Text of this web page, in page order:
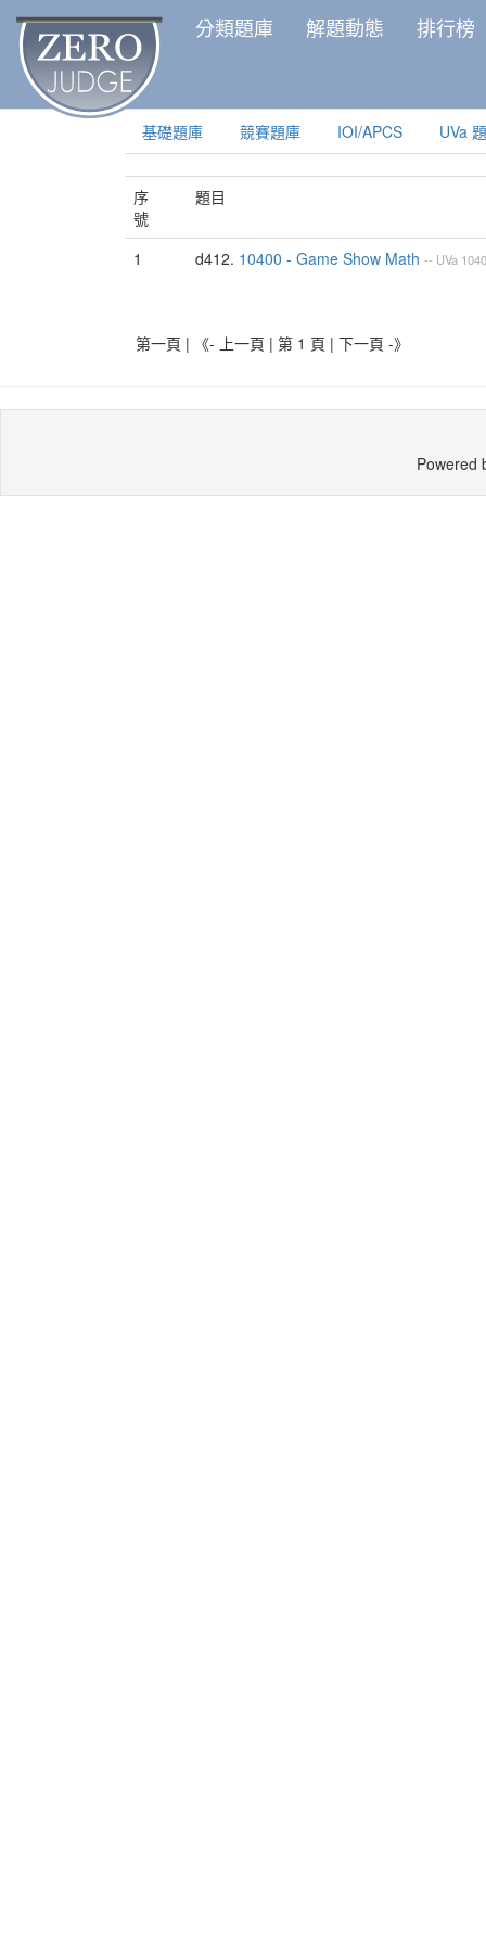
分類題庫 解題動態 排行榜
基礎題庫 競賽題庫 IOI/APCS UVa
序
號
題目
1 d412. 10400 - Game Show Math -- UVa
第一頁 | 《- 上一頁 | 第 1 頁 | 下一頁 -》
Powered